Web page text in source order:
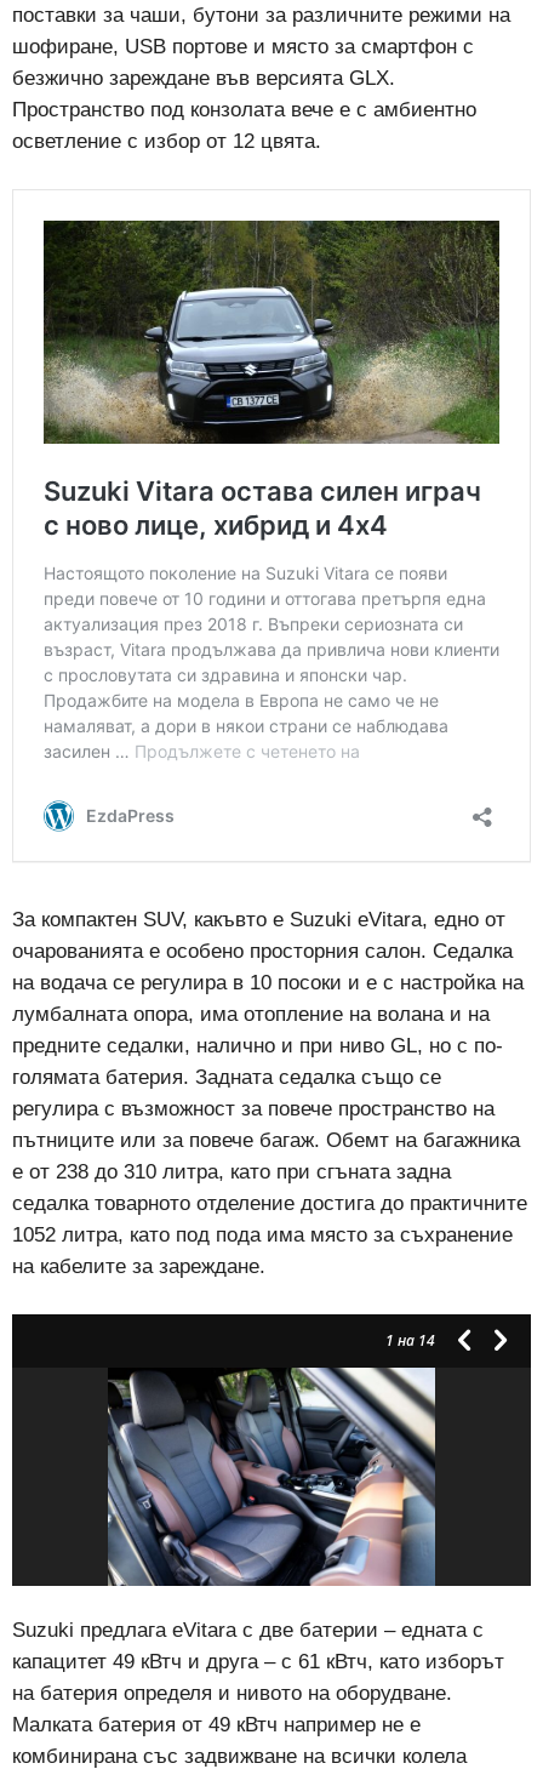
поставки за чаши, бутони за различните режими на
шофиране, USB портове и място за смартфон с
безжично зареждане във версията GLX.
Пространство под конзолата вече е с амбиентно
осветление с избор от 12 цвята.
За компактен SUV, какъвто е Suzuki eVitara, едно от
очарованията е особено просторния салон. Седалка
на водача се регулира в 10 посоки и е с настройка на
лумбалната опора, има отопление на волана и на
предните седалки, налично и при ниво GL, но с по-
голямата батерия. Задната седалка също се
регулира с възможност за повече пространство на
пътниците или за повече багаж. Обемт на багажника
е от 238 до 310 литра, като при сгъната задна
седалка товарното отделение достига до практичните
1052 литра, като под пода има място за съхранение
на кабелите за зареждане.
1 на 14
Suzuki предлага eVitara с две батерии – едната с
капацитет 49 кВтч и друга – с 61 кВтч, като изборът
на батерия определя и нивото на оборудване.
Малката батерия от 49 кВтч например не е
комбинирана със задвижване на всички колела